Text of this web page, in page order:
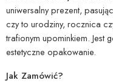
uniwersalny prezent,
czy to urodziny, rocznica
trafionym upominkiem. Jest
estetyczne opakowanie.
Jak Zamówić?